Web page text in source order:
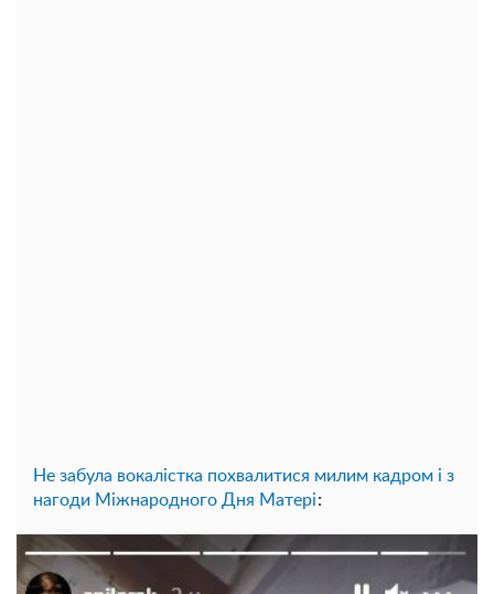
Не забула вокалістка похвалитися милим кадром і з
нагоди Міжнародного Дня Матері: